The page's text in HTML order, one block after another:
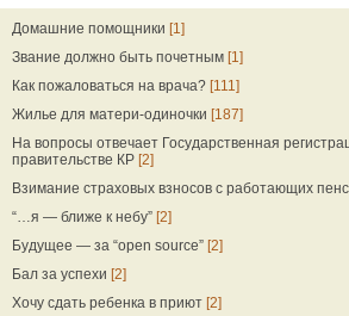
Домашние помощники [1]
Звание должно быть почетным [1]
Как пожаловаться на врача? [111]
Жилье для матери-одиночки [187]
На вопросы отвечает Государственная
правительстве КР [2]
Взимание страховых взносов с работающих
“…я — ближе к небу” [2]
Будущее — за “open source” [2]
Бал за успехи [2]
Хочу сдать ребенка в приют [2]